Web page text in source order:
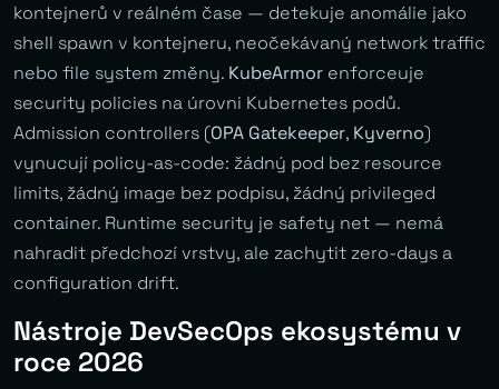
kontejnerů v reálném čase — detekuje anomálie jako
shell spawn v kontejneru, neočekávaný network traffic
nebo file system změny. KubeArmor enforceuje
security policies na úrovni Kubernetes podů.
Admission controllers (OPA Gatekeeper, Kyverno)
vynucují policy-as-code: žádný pod bez resource
limits, žádný image bez podpisu, žádný privileged
container. Runtime security je safety net — nemá
nahradit předchozí vrstvy, ale zachytit zero-days a
configuration drift.
Nástroje DevSecOps ekosystému v
roce 2026